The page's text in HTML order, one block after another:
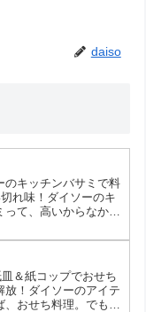
daiso
のキッチンバサミで料
れ味！ダイソーのキ
て、高いからなかな
100円ショップのダイ
味抜群のキッチンバ
のキッチンバサミの
説し...
＆紙コップでおせち
放！ダイソーのアイテ
おせち料理。でも、